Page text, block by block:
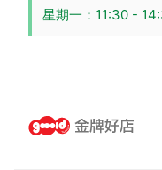
星期一：11:30 -